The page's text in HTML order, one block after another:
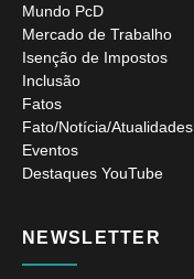
Mundo PcD
Mercado de Trabalho
Isenção de Impostos
Inclusão
Fatos
Fato/Notícia/Atualidades
Eventos
Destaques YouTube
NEWSLETTER